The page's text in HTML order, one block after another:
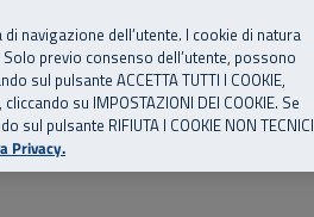
Risorse utili Supporto
navigazione dell’utente. I cookie di natura
previo consenso dell’utente, possono
sul pulsante ACCETTA TUTTI I COOKIE,
su IMPOSTAZIONI DEI COOKIE. Se
pulsante RIFIUTA I COOKIE NON TECNICI
Privacy.